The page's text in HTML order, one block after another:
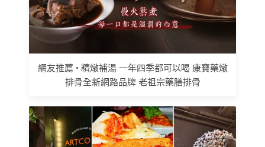
網友推薦 • 精燉補湯 一年四季都可以喝 康寶藥燉
排骨全新網路品牌 老祖宗藥膳排骨